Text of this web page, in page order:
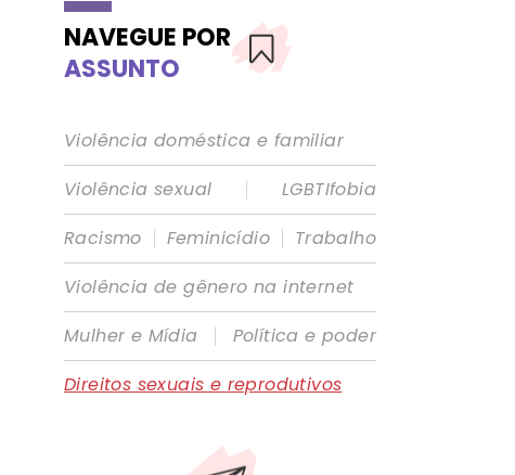
NAVEGUE POR
ASSUNTO
Violência doméstica e familiar
Violência sexual
|
LGBTIfobia
Racismo | Feminicídio | Trabalho
Violência de gênero na internet
Mulher e Mídia
|
Política e poder
Direitos sexuais e reprodutivos